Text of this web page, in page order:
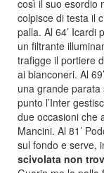
così il suo esordio
colpisce di testa il
palla. Al 64’ Icardi
un filtrante
trafigge il portiere
ai bianconeri. Al
una grande parata
punto l’Inter
due occasioni che
Mancini. Al 81’
sul fondo e serve,
scivolata non